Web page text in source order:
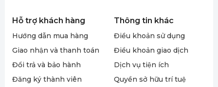
Hỗ trợ khách hàng
Hướng dẫn mua hàng
Giao nhận và thanh toán
Đổi trả và bảo hành
Đăng ký thành viên
Thông tin khác
Điều khoản sử dụng
Điều khoản giao dịch
Dịch vụ tiện ích
Quyền sở hữu trí tuệ